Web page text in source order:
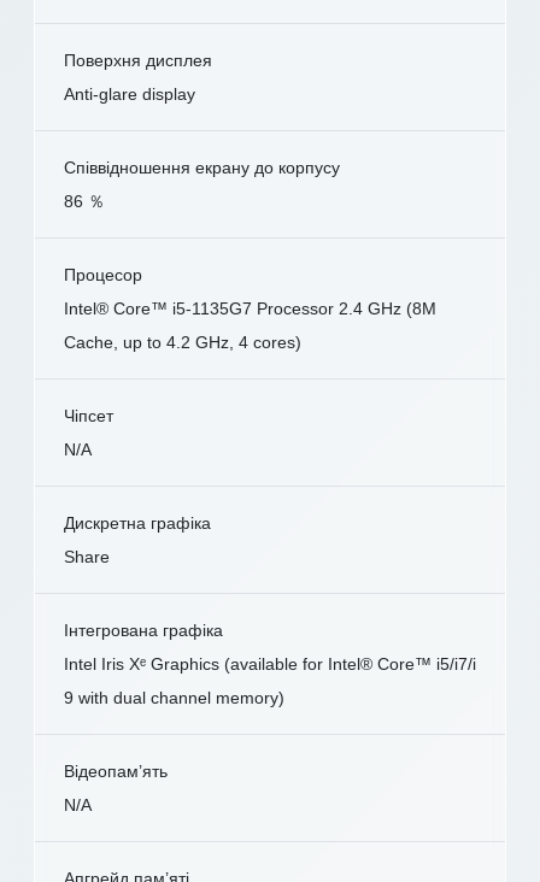
Поверхня дисплея
Anti-glare display
Співвідношення екрану до корпусу
86 ％
Процесор
Intel® Core™ i5-1135G7 Processor 2.4 GHz (8M
Cache, up to 4.2 GHz, 4 cores)
Чіпсет
N/A
Дискретна графіка
Share
Інтегрована графіка
Intel Iris Xᵉ Graphics (available for Intel® Core™ i5/i7/i
9 with dual channel memory)
Відеопам’ять
N/A